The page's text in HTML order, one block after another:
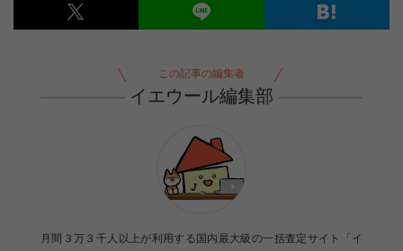
この記事の編集者
イエウール編集部
月間３万３千人以上が利用する国内最大級の一括査定サイト「イ